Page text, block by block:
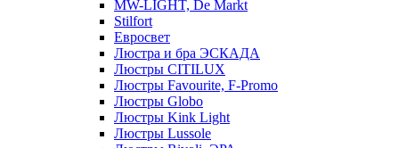
MW-LIGHT, De Markt
Stilfort
Евросвет
Люстра и бра ЭСКАДА
Люстры CITILUX
Люстры Favourite, F-Promo
Люстры Globo
Люстры Kink Light
Люстры Lussole